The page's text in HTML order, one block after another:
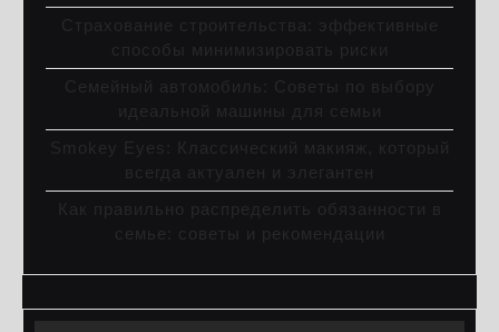
Страхование строительства: эффективные
способы минимизировать риски
Семейный автомобиль: Советы по выбору
идеальной машины для семьи
Smokey Eyes: Классический макияж, который
всегда актуален и элегантен
Как правильно распределить обязанности в
семье: советы и рекомендации